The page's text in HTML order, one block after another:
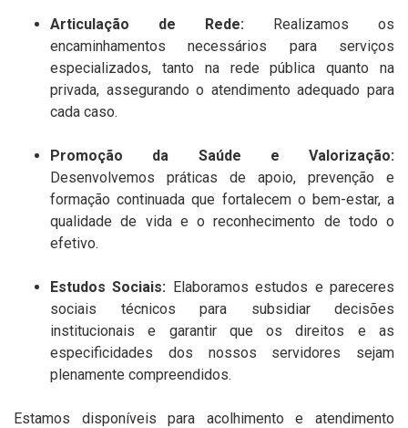
Articulação de Rede: Realizamos os
encaminhamentos necessários para serviços
especializados, tanto na rede pública quanto na
privada, assegurando o atendimento adequado para
cada caso.
Promoção da Saúde e Valorização:
Desenvolvemos práticas de apoio, prevenção e
formação continuada que fortalecem o bem-estar, a
qualidade de vida e o reconhecimento de todo o
efetivo.
Estudos Sociais: Elaboramos estudos e pareceres
sociais técnicos para subsidiar decisões
institucionais e garantir que os direitos e as
especificidades dos nossos servidores sejam
plenamente compreendidos.
Estamos disponíveis para acolhimento e atendimento